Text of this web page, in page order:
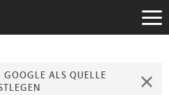
GOOGLE ALS QUELLE